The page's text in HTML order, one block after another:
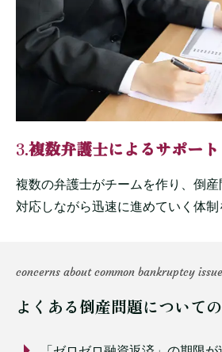
3.複数弁護士によるサポート
複数の弁護士がチームを作り、倒
対応しながら迅速に進めていく体制
concerns about common bankruptcy
よくある倒産問題について